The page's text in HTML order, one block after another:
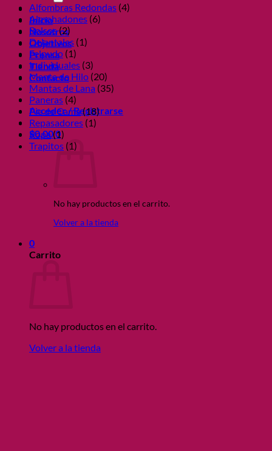
Inicio
Nosotros
Objetivos
Prensa
Tienda
Contacto
Acceder / Registrarse
$0,000
No hay productos en el carrito.
Volver a la tienda
0
Carrito
No hay productos en el carrito.
Volver a la tienda
Alfombras Redondas (4)
Almohadones (6)
Bolsos(2)
Delantales (1)
Felpudo (1)
Individuales (3)
Manta de Hilo (20)
Mantas de Lana (35)
Paneras (4)
Pie de Cama(18)
Repasadores (1)
Ropa(1)
Trapitos (1)